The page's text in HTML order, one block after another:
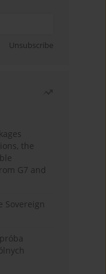
Unsubscribe
the
G7 and
Sovereign